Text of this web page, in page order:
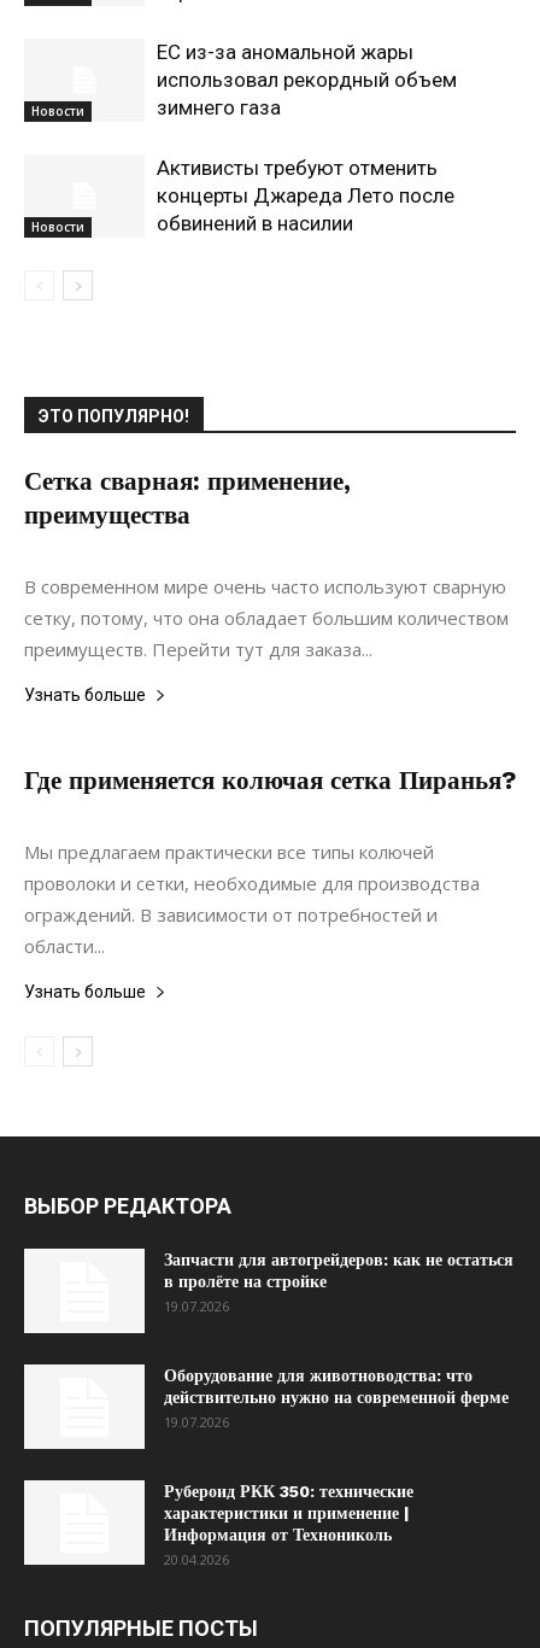
Новости
ЕС из-за аномальной жары
использовал рекордный объем
зимнего газа
Новости
Активисты требуют отменить
концерты Джареда Лето после
обвинений в насилии
ЭТО ПОПУЛЯРНО!
Сетка сварная: применение,
преимущества
16.04.2020
В современном мире очень часто используют сварную
сетку, потому, что она обладает большим количеством
преимуществ. Перейти тут для заказа...
Узнать больше
Где применяется колючая сетка Пиранья?
20.09.2020 0
Мы предлагаем практически все типы колючей
проволоки и сетки, необходимые для производства
ограждений. В зависимости от потребностей и
области...
Узнать больше
ВЫБОР РЕДАКТОРА
Запчасти для автогрейдеров: как не остаться
в пролёте на стройке
19.07.2026
Оборудование для животноводства: что
действительно нужно на современной ферме
19.07.2026
Рубероид РКК 350: технические
характеристики и применение |
Информация от Технониколь
20.04.2026
ПОПУЛЯРНЫЕ ПОСТЫ